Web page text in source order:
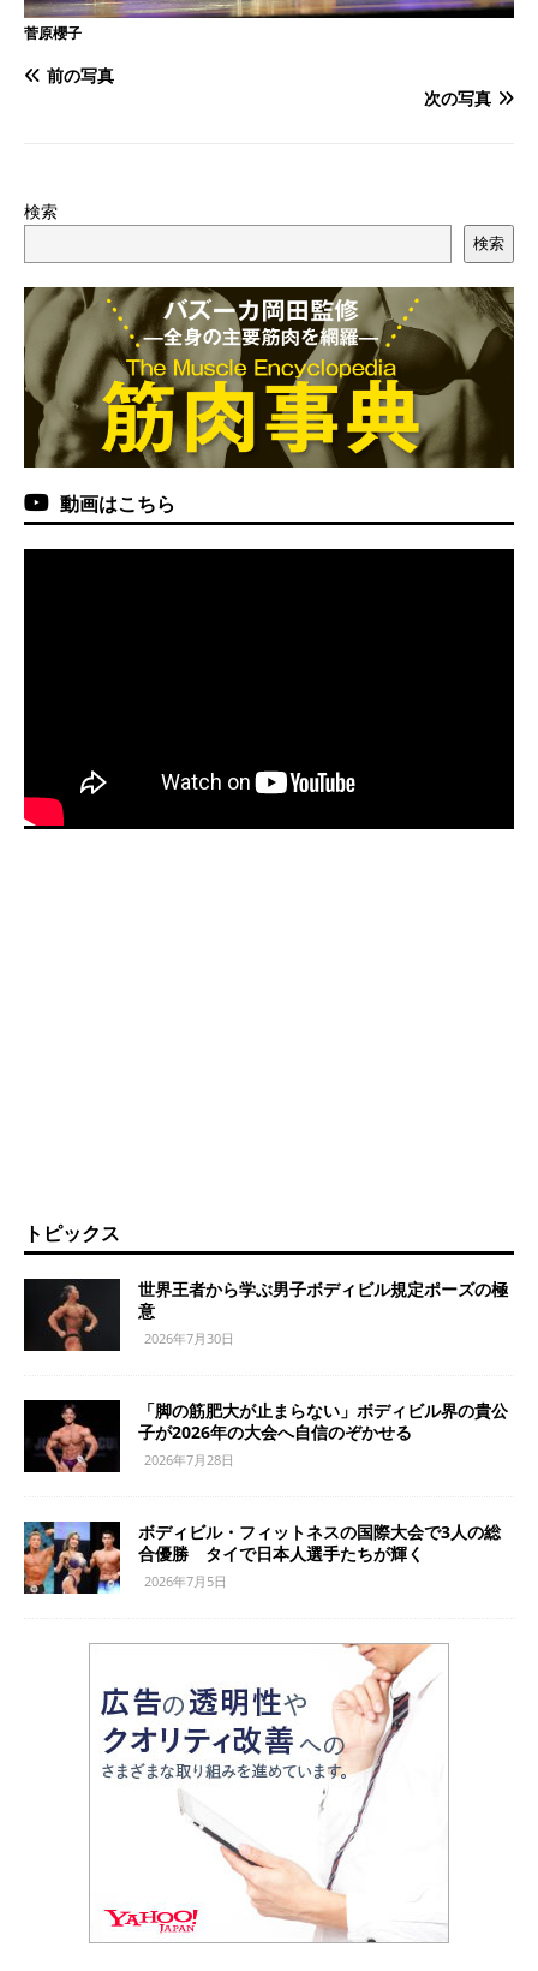
菅原櫻子
前の写真
次の写真
検索
検索
動画はこちら
トピックス
世界王者から学ぶ男子ボディビル規定ポーズの極
意
2026年7月30日
「脚の筋肥大が止まらない」ボディビル界の貴公
子が2026年の大会へ自信のぞかせる
2026年7月28日
ボディビル・フィットネスの国際大会で3人の総
合優勝 タイで日本人選手たちが輝く
2026年7月5日